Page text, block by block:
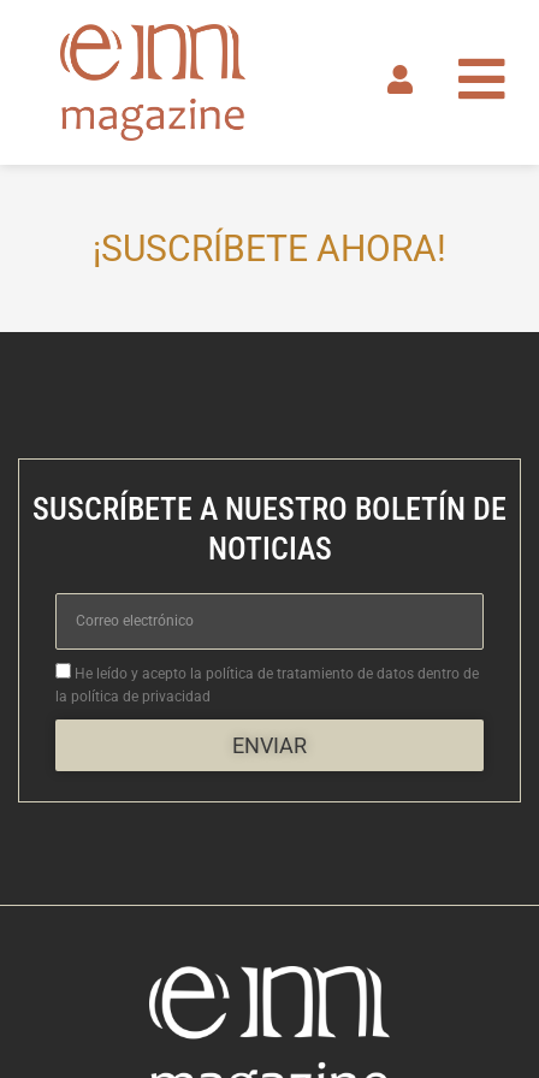
contenido
¡SUSCRÍBETE AHORA!
SUSCRÍBETE A NUESTRO BOLETÍN DE
NOTICIAS
Correo
electrónico
Aceptacion
He leído y acepto la política de tratamiento de datos dentro de
la política de privacidad
ENVIAR